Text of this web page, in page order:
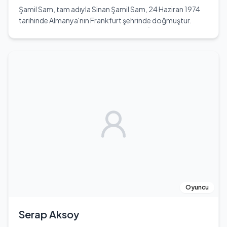
Şamil Sam, tam adıyla Sinan Şamil Sam, 24 Haziran 1974
tarihinde Almanya'nın Frankfurt şehrinde doğmuştur.
Vize-Avrupa şampiyonluğunu elde etmiştir. 1995 yılında
Dünya İkinciliği'ni, 1999 yılında ise Büyüklerde Amatör
Boks Dünya Şampiyonu olmuştur. 12 Ekim 2002'de
ederek WBC klasmanında Dünya Kıtalararası Ağırsiklet
Ugandalı Peter Okhello'yu sayıyla yenerek unvanını
korumuştur. Ancak, aynı yılın 12 Kasım'ında Hamburg'da
Oyuncu
Serap Aksoy